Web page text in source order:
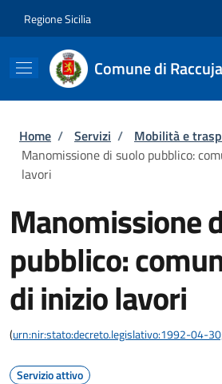
Regione Sicilia
Comune di Raccuja
Briciole di pane
Home / Servizi / Mobilità e
Manomissione di suolo pubblico:
lavori
Manomissione
pubblico:
di inizio lavori
(urn:nir:stato:decreto.legislativo:1992-04-
Servizio attivo